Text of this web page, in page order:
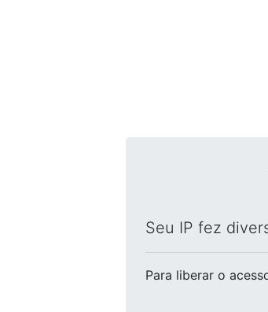
Seu IP fez
Para liberar o